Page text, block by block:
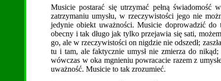
Musicie postarać się utrzymać pełną
zatrzymaniu umysłu, w rzeczywistości jego nie
jedynie obiekt uważności. Musicie doprowadzić do
obecny i tak długo jak tylko przejawia się sati,
go, ale w rzeczywistości on nigdzie nie odszedł;
tu i tam, ale faktycznie umysł nie zmierza do
wówczas w oka mgnieniu powracacie razem z
uważność. Musicie to tak zrozumieć.